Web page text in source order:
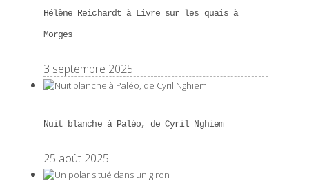
Hélène Reichardt à Livre sur les quais à
Morges
3 septembre 2025
Nuit blanche à Paléo, de Cyril Nghiem
25 août 2025